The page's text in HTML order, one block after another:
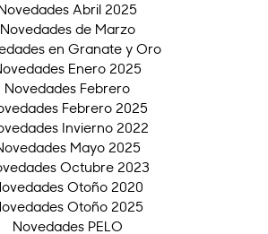
Abril 2025
Novedades de Marzo
en Granate y Oro
Enero 2025
Novedades Febrero
Febrero 2025
Invierno 2022
Mayo 2025
Octubre 2023
Otoño 2020
Otoño 2025
Novedades PELO